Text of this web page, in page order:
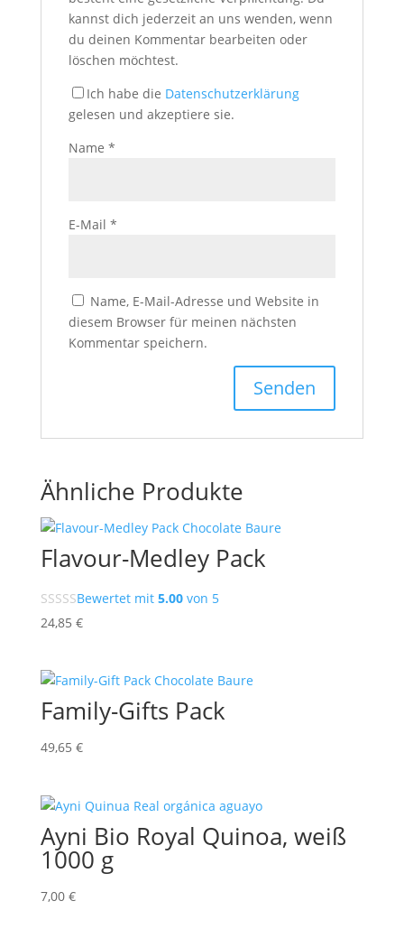
kannst dich jederzeit an uns wenden, wenn
du deinen Kommentar bearbeiten oder
löschen möchtest.
Ich habe die Datenschutzerklärung
gelesen und akzeptiere sie.
Name *
E-Mail *
Name, E-Mail-Adresse und Website in
diesem Browser für meinen nächsten
Kommentar speichern.
Ähnliche Produkte
Flavour-Medley Pack
Bewertet mit 5.00von 5
24,85 €
Family-Gifts Pack
49,65 €
Ayni Bio Royal Quinoa, weiß
1000 g
7,00 €